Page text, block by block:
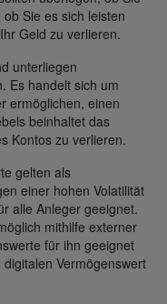
Sie es sich leisten
Geld zu verlieren.
unterliegen
Es handelt sich um
ermöglichen, einen
beinhaltet das
Kontos zu verlieren.
gelten als
einer hohen Volatilität
alle Anleger geeignet.
mithilfe externer
für ihn geeignet
Vermögenswert